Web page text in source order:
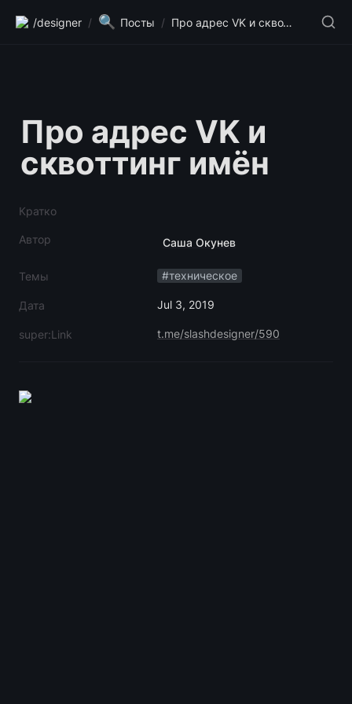
/designer / 🔍 Посты / Про адрес VK и сквоттинг имён
Про адрес VK и
сквоттинг имён
Кратко
Автор Саша Окунев
Темы #техническое
Дата Jul 3, 2019
super:Link t.me/slashdesigner/590